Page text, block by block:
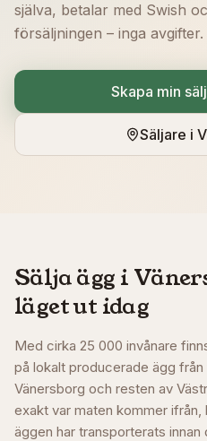
själva, betalar med Swish
försäljningen – inga avgifter.
Skapa min
Säljare i
Sälja ägg i
läget ut idag
Med cirka 25 000 invånare
på lokalt producerade ägg
Vänersborg och resten av
exakt var maten kommer ifrån,
äggen har transporterats